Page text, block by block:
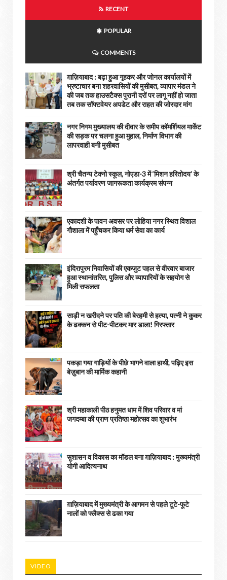
RECENT
POPULAR
COMMENTS
ग़ाज़ियाबाद : बढ़ा हुआ गृहकर और जोनल कार्यालयों में
भ्रष्टाचार बना शहरवासियों की मुसीबत, व्यापार मंडल ने
की जब तक हाउसटैक्स पुरानी दरों पर लागू नहीं हो जाता
तब तक सॉफ्टवेयर अपडेट और राहत की जोरदार मांग
नगर निगम मुख्यालय की दीवार के समीप कॉमर्शियल मार्केट
की सड़क पर चलना हुआ मुहाल, निर्माण विभाग की
लापरवाही बनी मुसीबत
श्री चैतन्य टेक्नो स्कूल, नोएडा-3 में ‘मिशन हरितोदय’ के
अंतर्गत पर्यावरण जागरूकता कार्यक्रम संपन्न
एकादशी के पावन अवसर पर लोहिया नगर स्थित विशाल
गौशाला में पहुँचकर किया धर्म सेवा का कार्य
इंदिरापुरम निवासियों की एकजुट पहल से वीरवार बाजार
हुआ स्थानांतरित, पुलिस और व्यापारियों के सहयोग से
मिली सफलता
साड़ी न खरीदने पर पति की बेरहमी से हत्या, पत्नी ने कुकर
के ढक्कन से पीट-पीटकर मार डाला! गिरफ्तार
पकड़ा गया गाड़ियों के पीछे भागने वाला हाथी, पढ़िए इस
बेज़ुबान की मार्मिक कहानी
श्री महाकाली पीठ हनुमत धाम में शिव परिवार व मां
जगदम्बा की प्राण प्रतिष्ठा महोत्सव का शुभारंभ
सुशासन व विकास का मॉडल बना ग़ाज़ियाबाद : ​मुख्यमंत्री
योगी आदित्यनाथ
ग़ाज़ियाबाद में मुख्यमंत्री के आगमन से पहले टूटे-फूटे
नालों को फ्लैक्स से ढका गया
VIDEO